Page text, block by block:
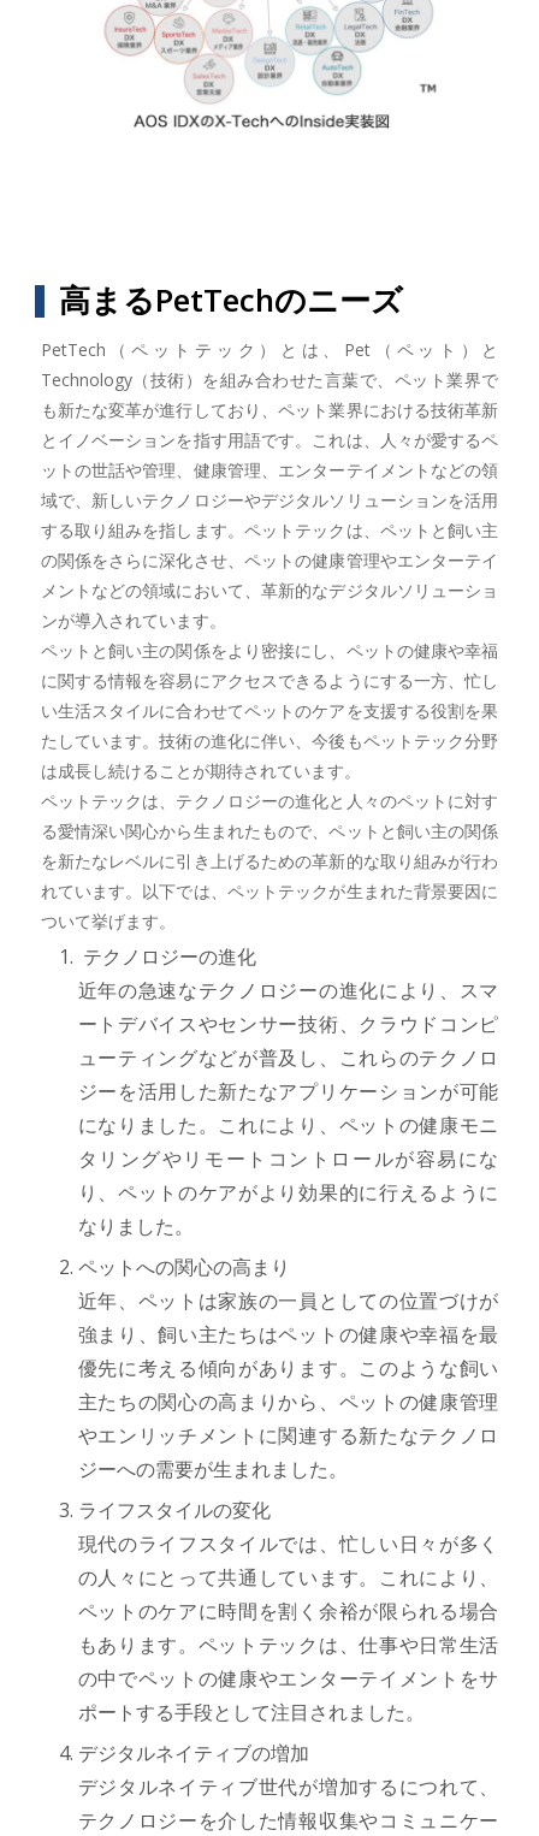
高まるPetTechのニーズ
PetTech（ペットテック）とは、Pet（ペット）と
Technology（技術）を組み合わせた言葉で、ペット業界で
も新たな変革が進行しており、ペット業界における技術革新
とイノベーションを指す用語です。これは、人々が愛するペ
ットの世話や管理、健康管理、エンターテイメントなどの領
域で、新しいテクノロジーやデジタルソリューションを活用
する取り組みを指します。ペットテックは、ペットと飼い主
の関係をさらに深化させ、ペットの健康管理やエンターテイ
メントなどの領域において、革新的なデジタルソリューショ
ンが導入されています。
ペットと飼い主の関係をより密接にし、ペットの健康や幸福
に関する情報を容易にアクセスできるようにする一方、忙し
い生活スタイルに合わせてペットのケアを支援する役割を果
たしています。技術の進化に伴い、今後もペットテック分野
は成長し続けることが期待されています。
ペットテックは、テクノロジーの進化と人々のペットに対す
る愛情深い関心から生まれたもので、ペットと飼い主の関係
を新たなレベルに引き上げるための革新的な取り組みが行わ
れています。以下では、ペットテックが生まれた背景要因に
ついて挙げます。
テクノロジーの進化
近年の急速なテクノロジーの進化により、スマ
ートデバイスやセンサー技術、クラウドコンピ
ューティングなどが普及し、これらのテクノロ
ジーを活用した新たなアプリケーションが可能
になりました。これにより、ペットの健康モニ
タリングやリモートコントロールが容易にな
り、ペットのケアがより効果的に行えるように
なりました。
ペットへの関心の高まり
近年、ペットは家族の一員としての位置づけが
強まり、飼い主たちはペットの健康や幸福を最
優先に考える傾向があります。このような飼い
主たちの関心の高まりから、ペットの健康管理
やエンリッチメントに関連する新たなテクノロ
ジーへの需要が生まれました。
ライフスタイルの変化
現代のライフスタイルでは、忙しい日々が多く
の人々にとって共通しています。これにより、
ペットのケアに時間を割く余裕が限られる場合
もあります。ペットテックは、仕事や日常生活
の中でペットの健康やエンターテイメントをサ
ポートする手段として注目されました。
デジタルネイティブの増加
デジタルネイティブ世代が増加するにつれて、
テクノロジーを介した情報収集やコミュニケー